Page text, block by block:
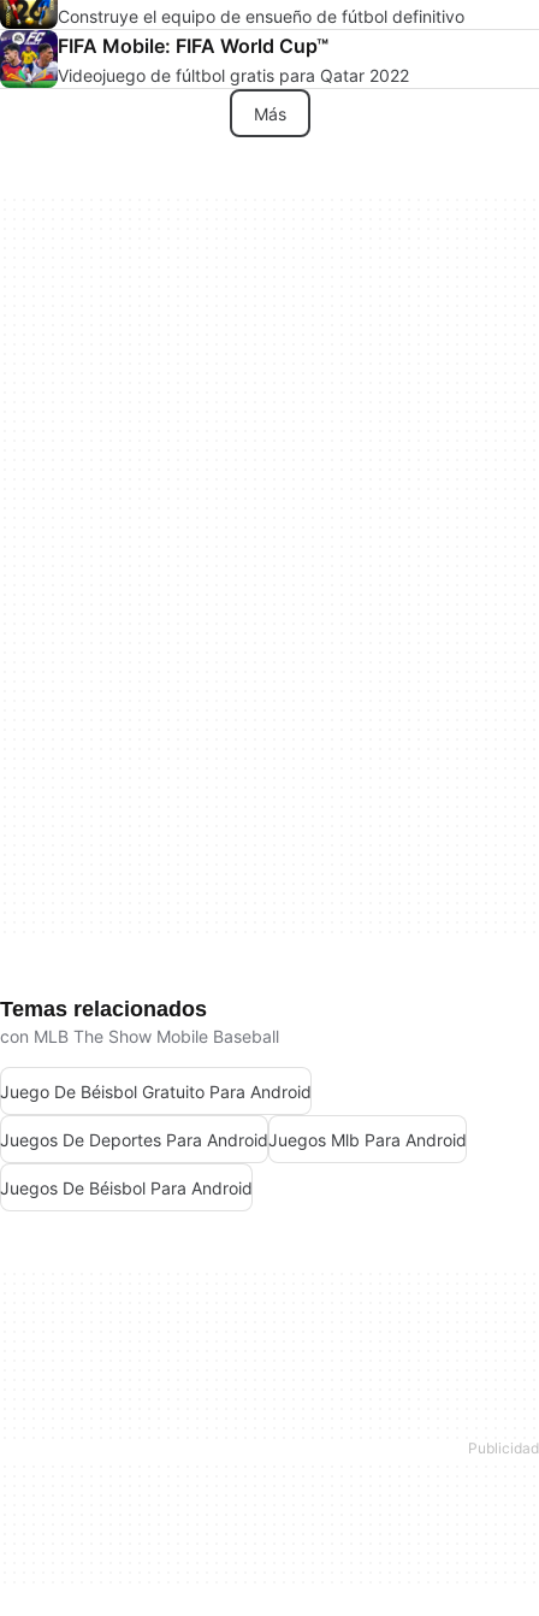
Construye el equipo de ensueño de fútbol definitivo
FIFA Mobile: FIFA World Cup™
Videojuego de fúltbol gratis para Qatar 2022
Más
Temas relacionados
con MLB The Show Mobile Baseball
Juego De Béisbol Gratuito Para Android
Juegos De Deportes Para AndroidJuegos Mlb Para Android
Juegos De Béisbol Para Android